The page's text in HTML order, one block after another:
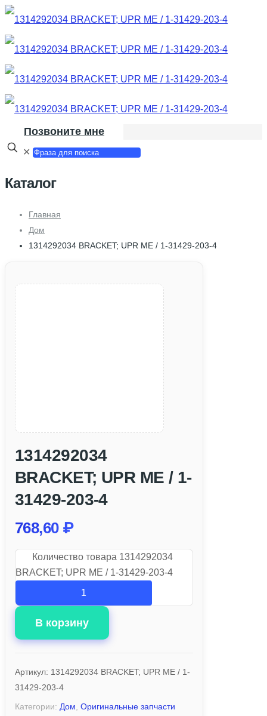
Позвоните мне
✕
Каталог
Главная
Дом
1314292034 BRACKET; UPR ME / 1-31429-203-4
1314292034
BRACKET; UPR ME / 1-
31429-203-4
768,60 ₽
Количество товара 1314292034
BRACKET; UPR ME / 1-31429-203-4
В корзину
Артикул: 1314292034 BRACKET; UPR ME / 1-
31429-203-4
Категории: Дом Оригинальные запчасти